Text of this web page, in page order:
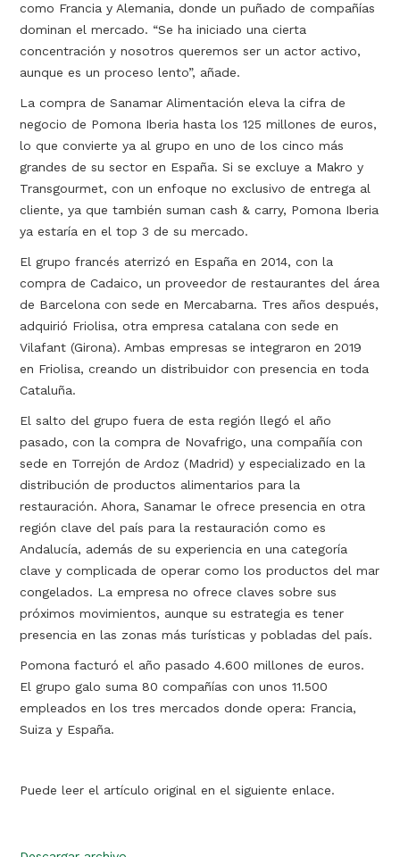
como Francia y Alemania, donde un puñado de compañías
dominan el mercado. “Se ha iniciado una cierta
concentración y nosotros queremos ser un actor activo,
aunque es un proceso lento”, añade.
La compra de Sanamar Alimentación eleva la cifra de
negocio de Pomona Iberia hasta los 125 millones de euros,
lo que convierte ya al grupo en uno de los cinco más
grandes de su sector en España. Si se excluye a Makro y
Transgourmet, con un enfoque no exclusivo de entrega al
cliente, ya que también suman cash & carry, Pomona Iberia
ya estaría en el top 3 de su mercado.
El grupo francés aterrizó en España en 2014, con la
compra de Cadaico, un proveedor de restaurantes del área
de Barcelona con sede en Mercabarna. Tres años después,
adquirió Friolisa, otra empresa catalana con sede en
Vilafant (Girona). Ambas empresas se integraron en 2019
en Friolisa, creando un distribuidor con presencia en toda
Cataluña.
El salto del grupo fuera de esta región llegó el año
pasado, con la compra de Novafrigo, una compañía con
sede en Torrejón de Ardoz (Madrid) y especializado en la
distribución de productos alimentarios para la
restauración. Ahora, Sanamar le ofrece presencia en otra
región clave del país para la restauración como es
Andalucía, además de su experiencia en una categoría
clave y complicada de operar como los productos del mar
congelados. La empresa no ofrece claves sobre sus
próximos movimientos, aunque su estrategia es tener
presencia en las zonas más turísticas y pobladas del país.
Pomona facturó el año pasado 4.600 millones de euros.
El grupo galo suma 80 compañías con unos 11.500
empleados en los tres mercados donde opera: Francia,
Suiza y España.
Puede leer el artículo original en el siguiente enlace.